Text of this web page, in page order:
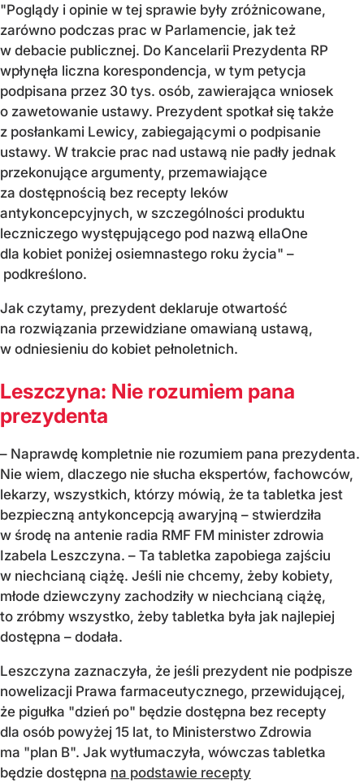
"Poglądy i opinie w tej sprawie były zróżnicowane,
zarówno podczas prac w Parlamencie, jak też
w debacie publicznej. Do Kancelarii Prezydenta RP
wpłynęła liczna korespondencja, w tym petycja
podpisana przez 30 tys. osób, zawierająca wniosek
o zawetowanie ustawy. Prezydent spotkał się także
z posłankami Lewicy, zabiegającymi o podpisanie
ustawy. W trakcie prac nad ustawą nie padły jednak
przekonujące argumenty, przemawiające
za dostępnością bez recepty leków
antykoncepcyjnych, w szczególności produktu
leczniczego występującego pod nazwą ellaOne
dla kobiet poniżej osiemnastego roku życia" –
podkreślono.
Jak czytamy, prezydent deklaruje otwartość
na rozwiązania przewidziane omawianą ustawą,
w odniesieniu do kobiet pełnoletnich.
Leszczyna: Nie rozumiem pana
prezydenta
– Naprawdę kompletnie nie rozumiem pana prezydenta.
Nie wiem, dlaczego nie słucha ekspertów, fachowców,
lekarzy, wszystkich, którzy mówią, że ta tabletka jest
bezpieczną antykoncepcją awaryjną – stwierdziła
w środę na antenie radia RMF FM minister zdrowia
Izabela Leszczyna. – Ta tabletka zapobiega zajściu
w niechcianą ciążę. Jeśli nie chcemy, żeby kobiety,
młode dziewczyny zachodziły w niechcianą ciążę,
to zróbmy wszystko, żeby tabletka była jak najlepiej
dostępna – dodała.
Leszczyna zaznaczyła, że jeśli prezydent nie podpisze
nowelizacji Prawa farmaceutycznego, przewidującej,
że pigułka "dzień po" będzie dostępna bez recepty
dla osób powyżej 15 lat, to Ministerstwo Zdrowia
ma "plan B". Jak wytłumaczyła, wówczas tabletka
będzie dostępna na podstawie recepty